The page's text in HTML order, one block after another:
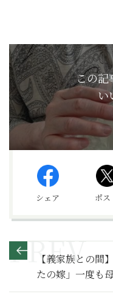
この記
い
シェア ポス
【義家族との間
たの嫁」一度も
係～その１～